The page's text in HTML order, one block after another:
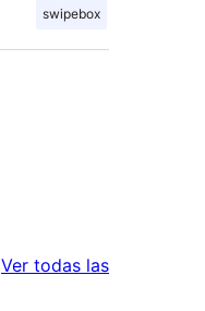
swipebox
Ver todas las